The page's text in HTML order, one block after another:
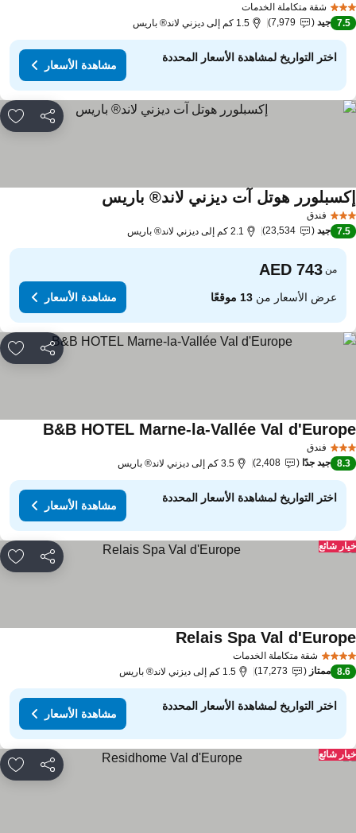
شقة متكاملة الخدمات
7.5 جيد 7,979 1.5 كم إلى ديزني لاند® باريس
اختر التواريخ لمشاهدة الأسعار المحددة
مشاهدة الأسعار
مشاركة
فندق
هوتل آت ديزني لاند® باريس
7.5 جيد 23,534 2.1 كم إلى ديزني لاند® باريس
من
عرض الأسعار من13 موقعًا مشاهدة الأسعار
مشاركة
فندق
B&B HOTEL Marne-la-Vallée Val
8.3 جيد جدًا 2,408 3.5 كم إلى ديزني لاند® باريس
اختر التواريخ لمشاهدة الأسعار المحددة
مشاهدة الأسعار
مشاركة
شائع
شقة متكاملة الخدمات
Relais Spa Val
8.6 ممتاز 17,273 1.5 كم إلى ديزني لاند® باريس
اختر التواريخ لمشاهدة الأسعار المحددة
مشاهدة الأسعار
مشاركة
شائع